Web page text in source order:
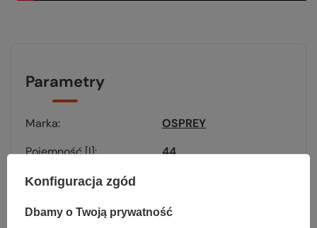
Parametry
Marka
OSPREY
Pojemność [l]
44
Materiał główny
w/honeycomb ripstop
Konfiguracja zgód
Dbamy o Twoją prywatność